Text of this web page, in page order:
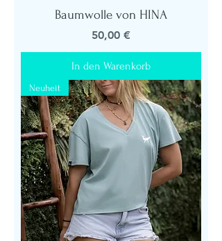
Baumwolle von HINA
Preis
50,00 €
In den Warenkorb
Neuheit